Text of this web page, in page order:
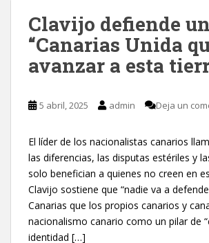
Clavijo defiende
“Canarias Unida
avanzar a esta
5 abril, 2025 admin Deja un
El líder de los nacionalistas canarios
las diferencias, las disputas estériles y
solo benefician a quienes no creen en
Clavijo sostiene que “nadie va a
Canarias que los propios canarios y
nacionalismo canario como un pilar de
identidad […]